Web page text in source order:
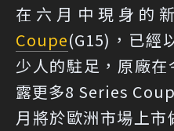
在六月中現身的
Coupe(G15)，已經
少人的駐足，原廠
露更多8 Series
月將於歐洲市場上